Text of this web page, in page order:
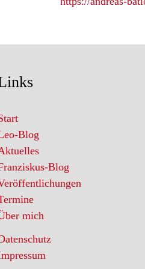
Blog
Blog
mich